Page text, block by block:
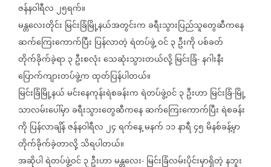
ဇန်နဝါရီလ၂၅ရက်။
မန္တလေးတိုင်း မြင်းခြံမြို့နယ်အတွင်းကခရီးသွားပြည်သူတွေဆီကနေ
ဆက်ကြေးကောက်ပြီး ပြန်လာတဲ့ရဲတပ်ဖွဲ့ဝင်၃ဦးကိုပစ်ခတ်
တိုက်ခိုက်ခဲ့ရာ၃ဦးစလုံးသေဆုံးသွားတယ်လို့မြင်းခြံ- နဂါးနီး
ပြောက်ကျားတပ်ဖွဲ့ကထုတ်ပြန်ပါတယ်။
မြင်းခြံမြို့နယ်မင်းနေကုန်းရဲစခန်းကရဲတပ်ဖွဲ့ဝင်၃ဦးဟာမြင်းခြံ-မြို့
သာလမ်းပေါ်မှာခရီးသွားတွေဆီကနေဆက်ကြေးကောက်ပြီးရဲစခန်း
ကို ပြန်လာချိန်ဇန်နဝါရီလ၂၄ရက်နေ့မနက် ၁၁နာရီ၄၅မိနစ်ခန့်မှာ
တိုက်ခိုက်ခဲ့တာလို့သိရပါတယ်။
အဆိုပါရဲတပ်ဖွဲ့ဝင်၃ဦးဟာမန္တလေး- မြင်းခြံလမ်းပိုင်းမှာရှိတဲ့နဘူး